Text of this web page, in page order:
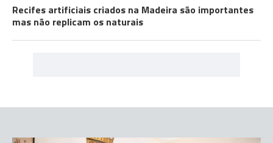
Recifes artificiais criados na Madeira são importantes
mas não replicam os naturais